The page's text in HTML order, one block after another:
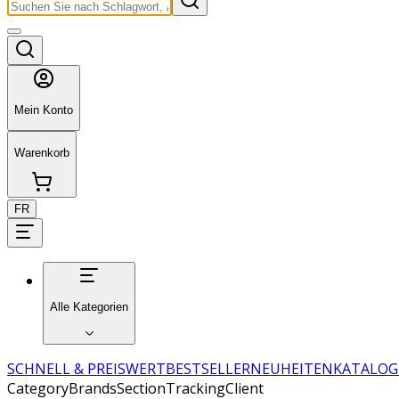
Mein Konto
Warenkorb
FR
Alle Kategorien
SCHNELL & PREISWERTBESTSELLERNEUHEITENKATALOG
CategoryBrandsSectionTrackingClient